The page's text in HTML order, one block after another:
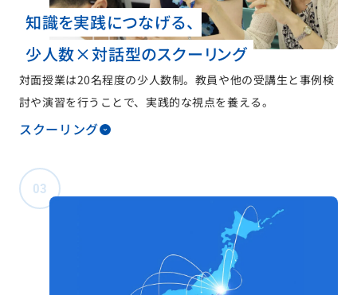
知識を実践につなげる、
少人数×対話型のスクーリング
対面授業は20名程度の少人数制。教員や他の受講生と事例検
討や演習を行うことで、実践的な視点を養える。
スクーリング
03